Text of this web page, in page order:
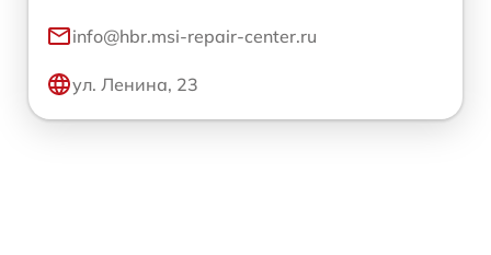
info@hbr.msi-repair-center.ru
ул. Ленина, 23